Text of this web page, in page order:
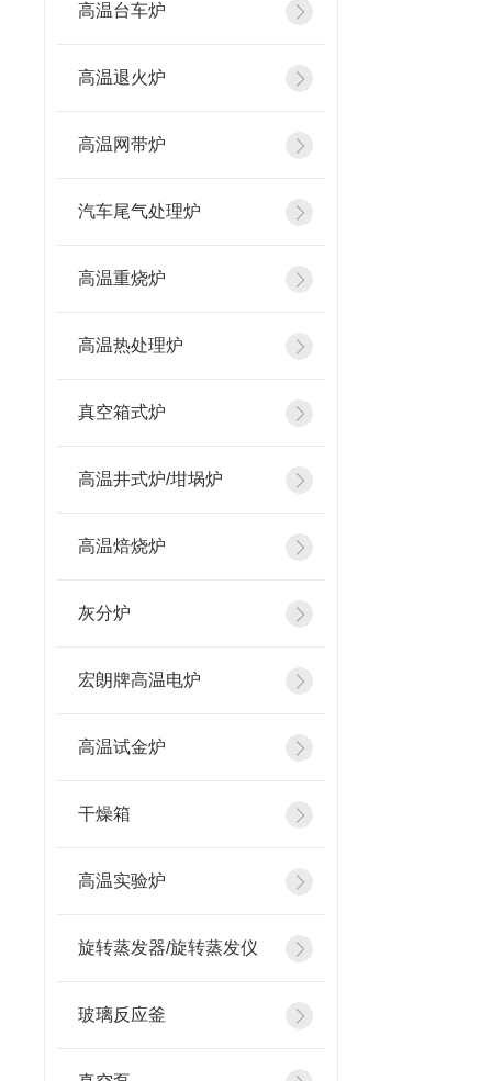
高温台车炉
高温退火炉
高温网带炉
汽车尾气处理炉
高温重烧炉
高温热处理炉
真空箱式炉
高温井式炉/坩埚炉
高温焙烧炉
灰分炉
宏朗牌高温电炉
高温试金炉
干燥箱
高温实验炉
旋转蒸发器/旋转蒸发仪
玻璃反应釜